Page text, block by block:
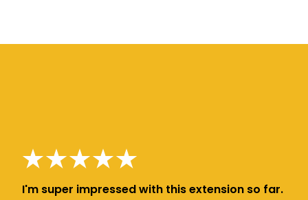
I'm super impressed with this extension so far.